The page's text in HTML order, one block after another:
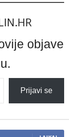
objave
Prijavi se